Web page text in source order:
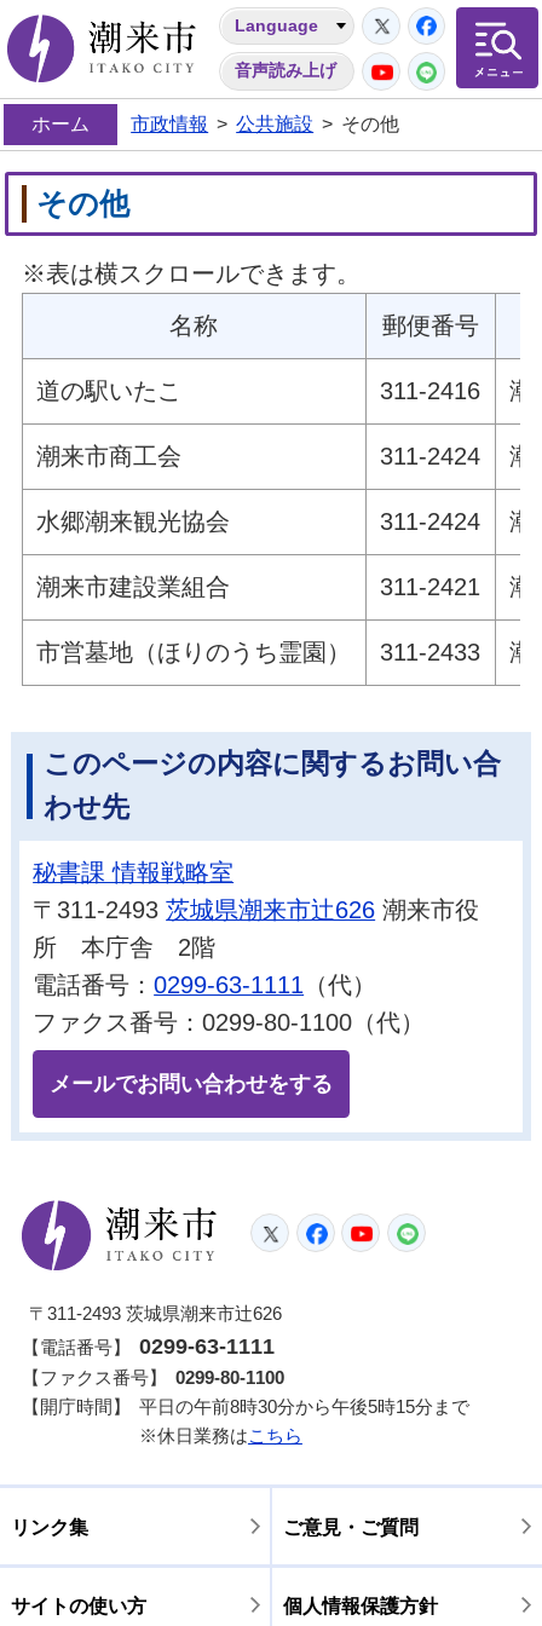
潮来市
Language
音声読み上げ
Twitter
YouTube
LINE
ホーム 市政情報 > 公共施設 > その他
その他
※表は横スクロールできます。
名称
郵便番号
道の駅いたこ 311-2416 潮
潮来市商工会 311-2424 潮
水郷潮来観光協会 311-2424 潮
潮来市建設業組合 311-2421 潮
市営墓地（ほりのうち霊園） 311-2433 潮
このページの内容に関するお問い合
わせ先
秘書課 情報戦略室
〒311-2493茨城県潮来市辻626 潮来市役
所 本庁舎 2階
電話番号：0299-63-1111 （代）
ファクス番号：0299-80-1100（代）
メールでお問い合わせをする
潮来市
TwitterFacebook
YouTube
〒311-2493 茨城県潮来市辻626
【電話番号】
0299-63-1111
【ファクス番号】
0299-80-1100
【開庁時間】
平日の午前8時30分から午後5時15分まで
※休日業務はこちら
リンク集 ご意見・ご質問
サイトの使い方 個人情報保護方針